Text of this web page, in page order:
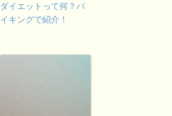
ダイエットって何？バ
イキングで紹介！